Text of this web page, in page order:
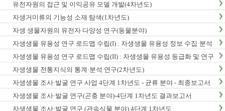
유전자원의 접근 및 이익공유 모델 개발(4차년도)
자생거미류의 기능성 소재 탐색(1차년도)
자생 생물자원의 유전자 다양성 연구(동물분야)
자생생물 유용성 연구 로드맵 수립(I) : 자생생물 유용성 정보 수집·분석
사업
자생생물 유용성 연구 로드맵 수립(II) : 자생생물 유용성 등급화 및 연구
종합계획 수립
자생생물 전통지식의 통계·분석 연구(2차년도)
자생생물 조사·발굴 연구 사업 4단계 1차년도 - 균류 분야 - 최종보고서
자생생물 조사·발굴 연구(곤충 분야)-4단계 1차년도 결과보고서
자생생물 조사·발굴 연구 (관속식물 분야) 4단계 1차년도